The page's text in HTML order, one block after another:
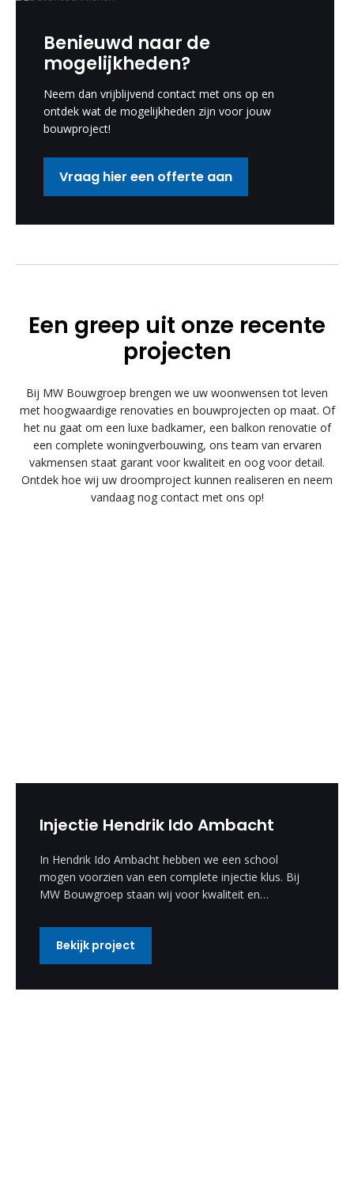
Benieuwd naar de
mogelijkheden?
Neem dan vrijblijvend contact met ons op en
ontdek wat de mogelijkheden zijn voor jouw
bouwproject!
Vraag hier een offerte aan
Een greep uit onze recente
projecten
Bij MW Bouwgroep brengen we uw woonwensen tot leven
met hoogwaardige renovaties en bouwprojecten op maat. Of
het nu gaat om een luxe badkamer, een balkon renovatie of
een complete woningverbouwing, ons team van ervaren
vakmensen staat garant voor kwaliteit en oog voor detail.
Ontdek hoe wij uw droomproject kunnen realiseren en neem
vandaag nog contact met ons op!
Injectie Hendrik Ido Ambacht
In Hendrik Ido Ambacht hebben we een school
mogen voorzien van een complete injectie klus. Bij
MW Bouwgroep staan wij voor kwaliteit en
Bekijk project